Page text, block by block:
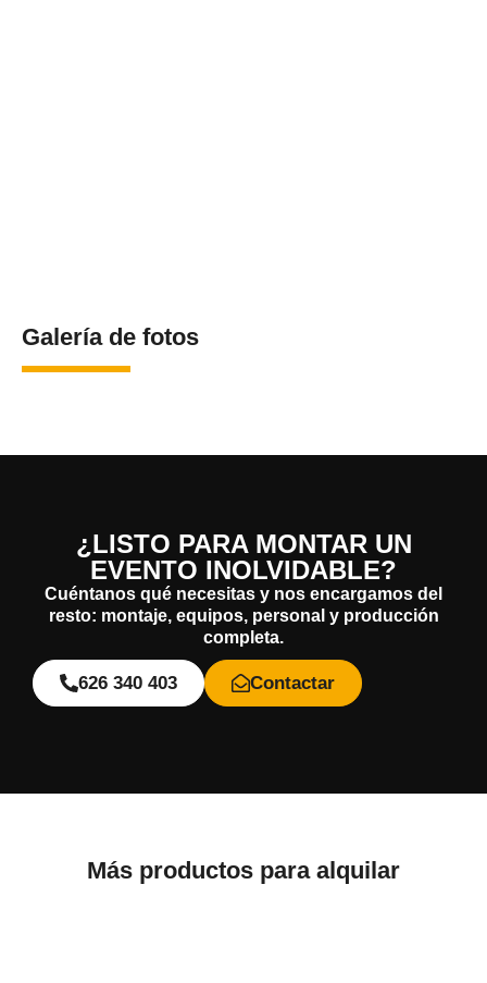
Galería de fotos
¿LISTO PARA MONTAR UN
EVENTO INOLVIDABLE?
Cuéntanos qué necesitas y nos encargamos del
resto: montaje, equipos, personal y producción
completa.
626 340 403 Contactar
Más productos para alquilar